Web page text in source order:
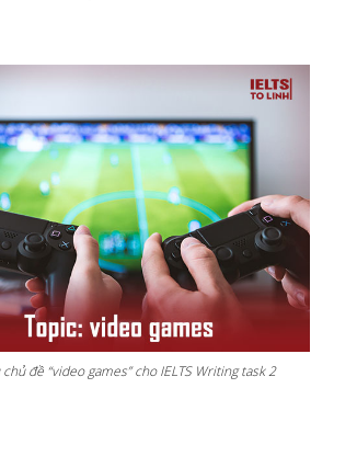
đề “video games” cho IELTS Writing task 2